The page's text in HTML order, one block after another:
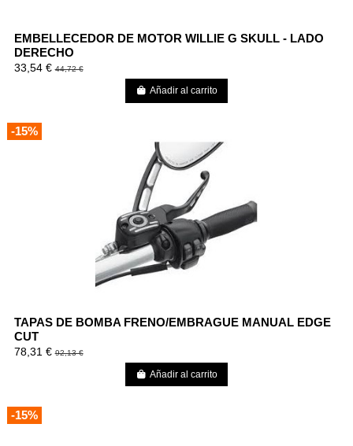
EMBELLECEDOR DE MOTOR WILLIE G SKULL - LADO
DERECHO
33,54 €44,72 €
Añadir al carrito
-15%
TAPAS DE BOMBA FRENO/EMBRAGUE MANUAL EDGE
CUT
78,31 €92,13 €
Añadir al carrito
-15%